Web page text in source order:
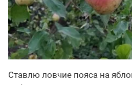
Ставлю ловчие пояса на